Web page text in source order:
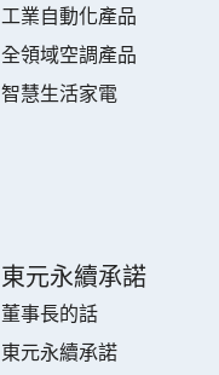
工業自動化產品
全領域空調產品
智慧生活家電
東元永續承諾
董事長的話
東元永續承諾